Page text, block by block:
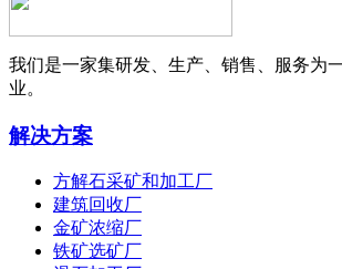
我们是一家集研发、生产、销售、服务为
业。
解决方案
方解石采矿和加工厂
建筑回收厂
金矿浓缩厂
铁矿选矿厂